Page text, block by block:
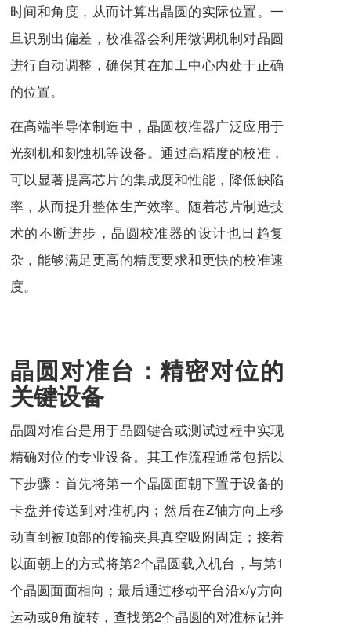
时间和角度，从而计算出晶圆的实际位置。一
旦识别出偏差，校准器会利用微调机制对晶圆
进行自动调整，确保其在加工中心内处于正确
的位置。
在高端半导体制造中，晶圆校准器广泛应用于
光刻机和刻蚀机等设备。通过高精度的校准，
可以显著提高芯片的集成度和性能，降低缺陷
率，从而提升整体生产效率。随着芯片制造技
术的不断进步，晶圆校准器的设计也日趋复
杂，能够满足更高的精度要求和更快的校准速
度。
晶圆对准台：精密对位的
关键设备
晶圆对准台是用于晶圆键合或测试过程中实现
精确对位的专业设备。其工作流程通常包括以
下步骤：首先将第一个晶圆面朝下置于设备的
卡盘并传送到对准机内；然后在Z轴方向上移
动直到被顶部的传输夹具真空吸附固定；接着
以面朝上的方式将第2个晶圆载入机台，与第1
个晶圆面面相向；最后通过移动平台沿x/y方向
运动或θ角旋转，查找第2个晶圆的对准标记并